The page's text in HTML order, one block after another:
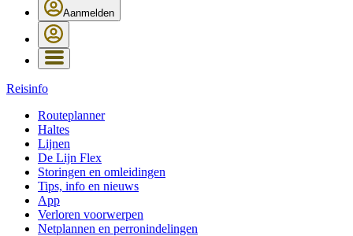
Aanmelden
Reisinfo
Routeplanner
Haltes
Lijnen
De Lijn Flex
Storingen en omleidingen
Tips, info en nieuws
App
Verloren voorwerpen
Netplannen en perronindelingen